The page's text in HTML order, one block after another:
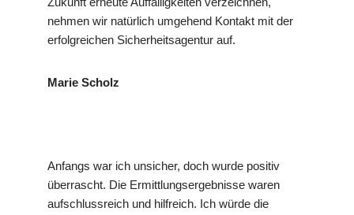
nehmen wir natürlich umgehend Kontakt mit der
erfolgreichen Sicherheitsagentur auf.
Marie Scholz
Anfangs war ich unsicher, doch wurde positiv
überrascht. Die Ermittlungsergebnisse waren
aufschlussreich und hilfreich. Ich würde die